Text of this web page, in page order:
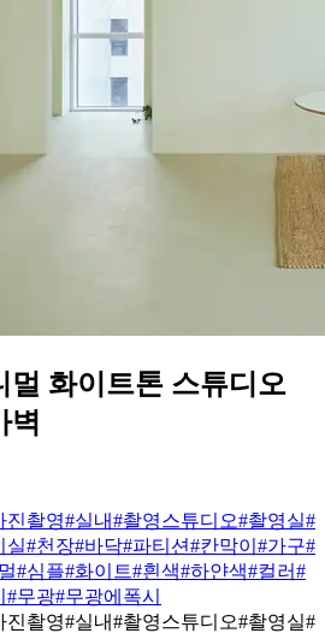
멀 화이트톤 스튜디오
벽
진촬영#실내#촬영스튜디오#촬영실#
실#천장#바닥#파티션#칸막이 #가구#
#심플#화이트#흰색#하얀색#컬러#
#무광#무광에폭시
진촬영#실내#촬영스튜디오#촬영실#